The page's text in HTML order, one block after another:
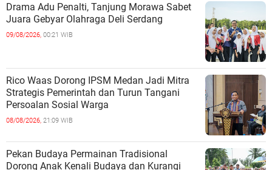
Drama Adu Penalti, Tanjung Morawa Sabet
Juara Gebyar Olahraga Deli Serdang
09/08/2026, 00:21 WIB
Rico Waas Dorong IPSM Medan Jadi Mitra
Strategis Pemerintah dan Turun Tangani
Persoalan Sosial Warga
08/08/2026, 21:09 WIB
Pekan Budaya Permainan Tradisional
Dorong Anak Kenali Budaya dan Kurangi